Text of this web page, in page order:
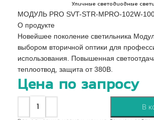
Уличные светодиодные
МОДУЛЬ PRO SVT-STR-MPRO-102W-
О продукте
Новейшее поколение светильника
выбором вторичной оптики для
использования. Повышенная
теплоотвод, защита от 380В.
Цена по запросу
В